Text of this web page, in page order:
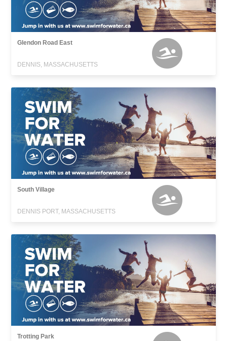
Glendon Road East
DENNIS, MASSACHUSETTS
South Village
DENNIS PORT, MASSACHUSETTS
Trotting Park